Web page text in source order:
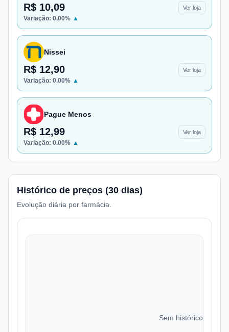
R$ 10,09 Ver loja
Variação: 0.00% ▲
Nissei
R$ 12,90 Ver loja
Variação: 0.00% ▲
Pague Menos
R$ 12,99 Ver loja
Variação: 0.00% ▲
Histórico de preços (30 dias)
Evolução diária por farmácia.
Sem histórico de